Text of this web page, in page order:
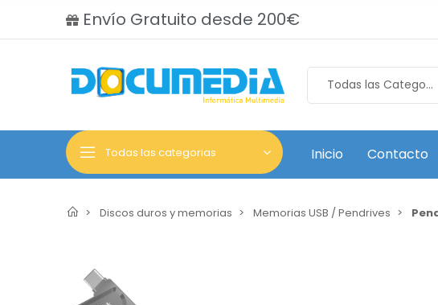
Envío Gratuito desde 200€
Todas las categorias Inicio Contacto
Discos duros y memorias Memorias USB / Pendrives